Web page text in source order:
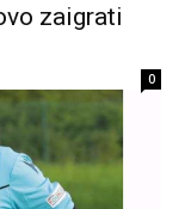
zaigrati
0